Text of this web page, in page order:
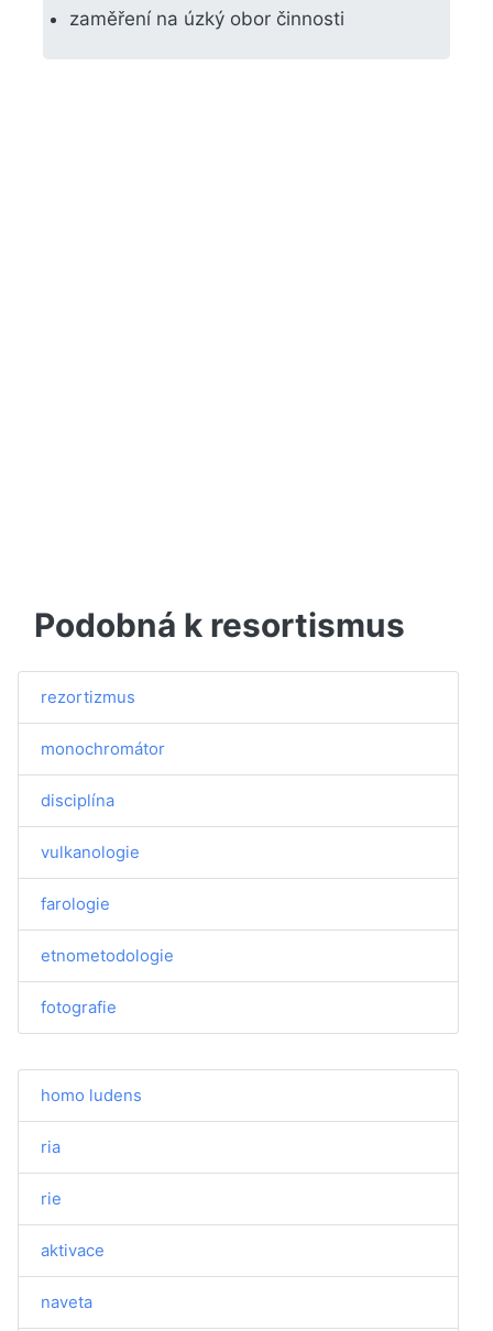
zaměření na úzký obor činnosti
Podobná k resortismus
rezortizmus
monochromátor
disciplína
vulkanologie
farologie
etnometodologie
fotografie
homo ludens
ria
rie
aktivace
naveta